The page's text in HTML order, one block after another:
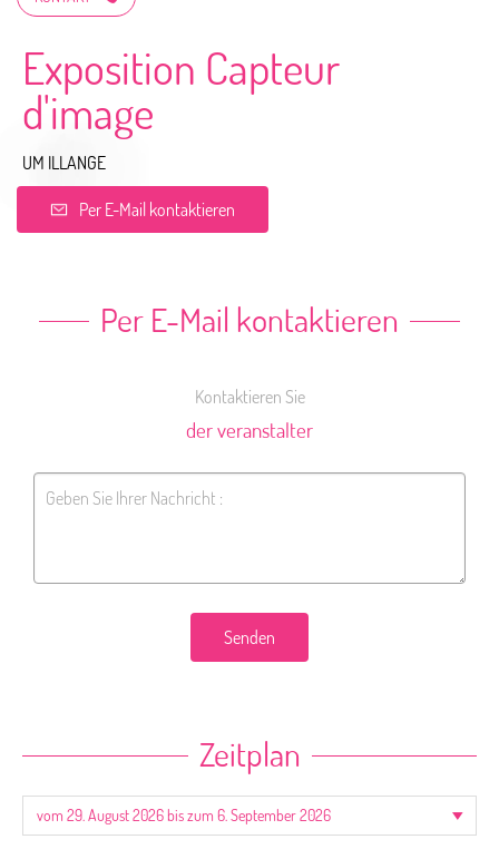
Exposition Capteur
d'image
UM ILLANGE
Per E-Mail kontaktieren
Per E-Mail kontaktieren
Kontaktieren Sie
der veranstalter
Senden
Zeitplan